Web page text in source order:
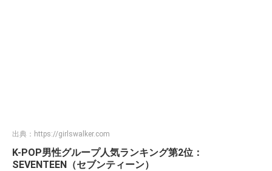
出典： https://girlswalker.com
K-POP男性グループ人気ランキング第2位：
SEVENTEEN（セブンティーン）